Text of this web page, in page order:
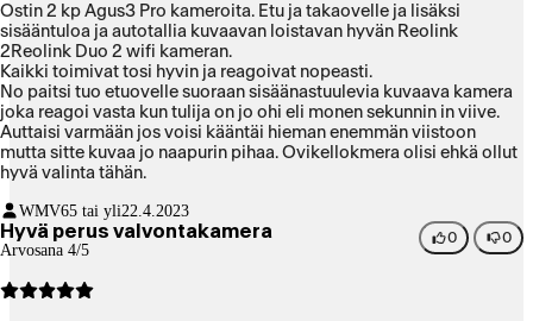
Ostin 2 kp Agus3 Pro kameroita. Etu ja takaovelle ja lisäksi
sisääntuloa ja autotallia kuvaavan loistavan hyvän Reolink
2Reolink Duo 2 wifi kameran.
Kaikki toimivat tosi hyvin ja reagoivat nopeasti.
No paitsi tuo etuovelle suoraan sisäänastuulevia kuvaava kamera
joka reagoi vasta kun tulija on jo ohi eli monen sekunnin in viive.
Auttaisi varmään jos voisi kääntäi hieman enemmän viistoon
mutta sitte kuvaa jo naapurin pihaa. Ovikellokmera olisi ehkä ollut
hyvä valinta tähän.
WMV65 tai yli22.4.2023
Hyvä perus valvontakamera
Arvosana 4/5
0 0